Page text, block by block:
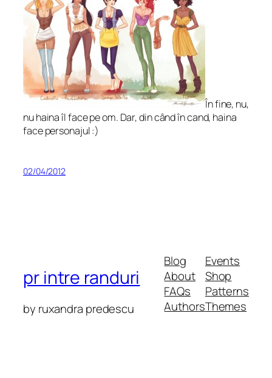
În fine, nu,
nu haina îl face pe om. Dar, din când în cand, haina
face personajul :)
02/04/2012
pr intre randuri
by ruxandra predescu
Blog
About
FAQs
Authors
Events
Shop
Patterns
Themes